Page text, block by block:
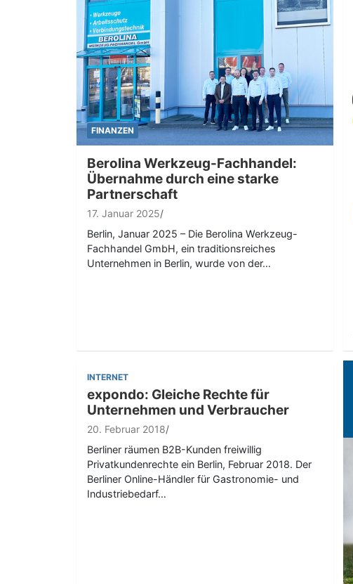
FINANZEN
Berolina Werkzeug-Fachhandel:
Übernahme durch eine starke
Partnerschaft
17. Januar 2025
Berlin, Januar 2025 – Die Berolina Werkzeug-
Fachhandel GmbH, ein traditionsreiches
Unternehmen in Berlin, wurde von der…
INTERNET
expondo: Gleiche Rechte für
Unternehmen und Verbraucher
20. Februar 2018
Berliner räumen B2B-Kunden freiwillig
Privatkundenrechte ein Berlin, Februar 2018. Der
Berliner Online-Händler für Gastronomie- und
Industriebedarf…